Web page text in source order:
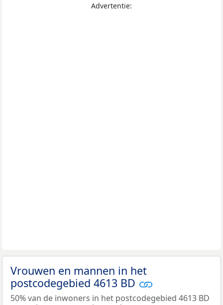
Advertentie:
Vrouwen en mannen in het
postcodegebied 4613 BD
50% van de inwoners in het postcodegebied 4613 BD